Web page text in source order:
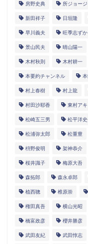
房野史典 所ジョージ
新田祥子 日垣隆
早川義夫 旺季志ずか
景山民夫 晴山陽一
木村秋則 木村耕一
本要約チャンネル 本
村上春樹 村上龍
村田沙耶香 東村アキ
松崎五三男 松平洋
松浦弥太郎 松重豊
枡野俊明 架神恭介
桜井識子 梅原大吾
森拓郎 森永卓郎
植西聰 椎原崇
権田真吾 横山光昭
橋富政彦 櫻井勝彦
武田友紀 武田惇志